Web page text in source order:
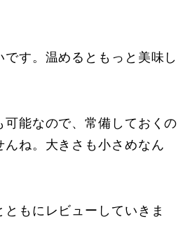
す。温めるともっと美味し
可能なので、常備しておくの
んね。大きさも小さめなん
もにレビューしていきま